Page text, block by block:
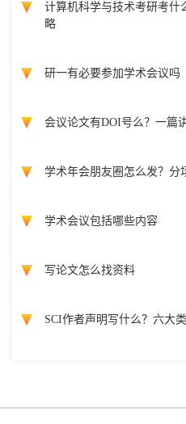
计算机科学与技术考研考什
略
研一有必要参加学术会议吗
会议论文有DOI号么？一篇
学术年会朋友圈怎么发？分
学术会议包括哪些内容
写论文怎么找资料
SCI作者声明写什么？六大